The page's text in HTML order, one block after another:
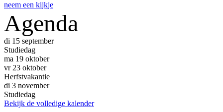
neem een kijkje
Agenda
di 15 september
Studiedag
ma 19 oktober
vr23 oktober
Herfstvakantie
di 3 november
Studiedag
Bekijk de volledige kalender